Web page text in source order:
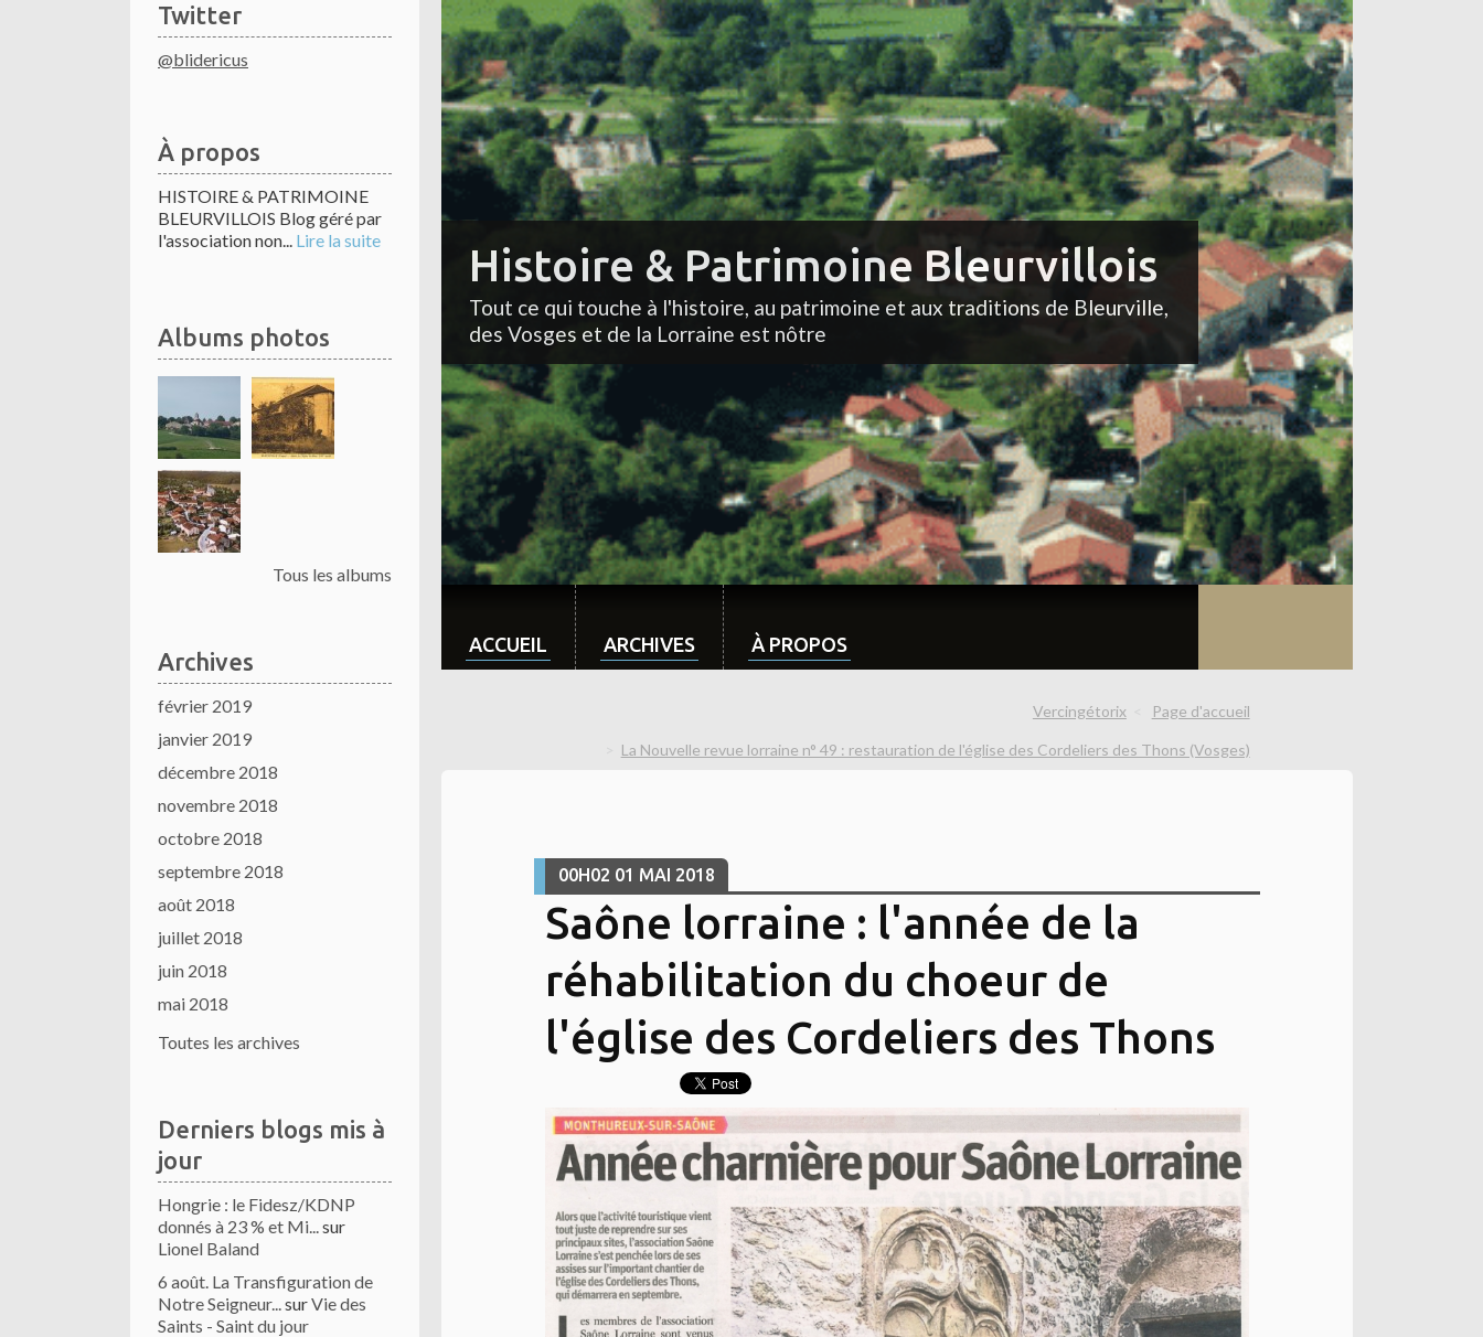
Twitter
@blidericus
À propos
HISTOIRE & PATRIMOINE
BLEURVILLOIS Blog géré par
l'association non... Lire la suite
Albums photos
Tous les albums
Archives
février 2019
janvier 2019
décembre 2018
novembre 2018
octobre 2018
septembre 2018
août 2018
juillet 2018
juin 2018
mai 2018
Toutes les archives
Derniers blogs mis à
jour
Hongrie : le Fidesz/KDNP
donnés à 23 % et Mi...sur
Lionel Baland
6 août. La Transfiguration de
Notre Seigneur...surVie des
Saints - Saint du jour
Histoire & Patrimoine Bleurvillois
Tout ce qui touche à l'histoire, au patrimoine et aux traditions de Bleurville,
des Vosges et de la Lorraine est nôtre
ACCUEIL ARCHIVES À PROPOS
Vercingétorix Page d'accueil
La Nouvelle revue lorraine n° 49 : restauration de l'église des Cordeliers des Thons (Vosges)
00H02 01 MAI 2018
Saône lorraine : l'année de la
réhabilitation du choeur de
l'église des Cordeliers des Thons